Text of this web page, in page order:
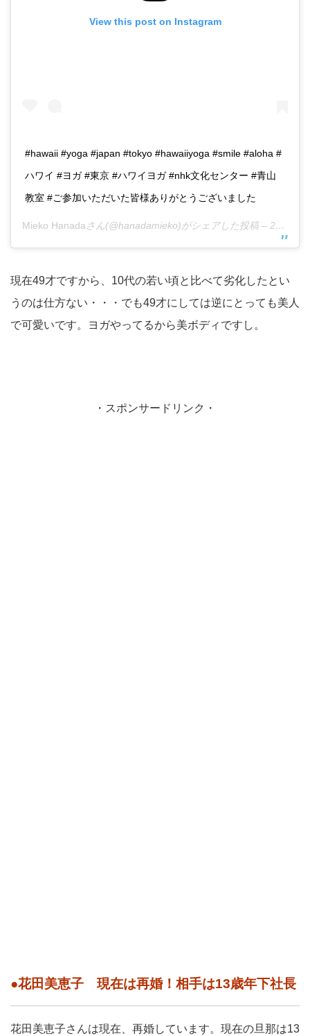
View this post on Instagram
#hawaii #yoga #japan #tokyo #hawaiiyoga #smile #aloha #
ハワイ #ヨガ #東京 #ハワイヨガ #nhk文化センター #青山
教室 #ご参加いただいた皆様ありがとうございました
Mieko Hanadaさん(@hanadamieko)がシェアした投稿 – 2018年11月月24日午後8時44分PST
現在49才ですから、10代の若い頃と比べて劣化したとい
うのは仕方ない・・・でも49才にしては逆にとっても美人
で可愛いです。ヨガやってるから美ボディですし。
・スポンサードリンク・
●花田美恵子 現在は再婚！相手は13歳年下社長
花田美恵子さんは現在、再婚しています。現在の旦那は13